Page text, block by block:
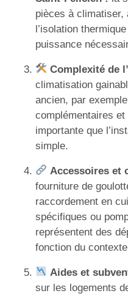
pièces à climatiser,
l’isolation
puissance
Complexité de
climatisation
ancien, par
complémentaires
importante que
simple.
Accessoires et
fourniture de
raccordement en
spécifiques ou
représentent des
fonction du
Aides et
sur les logements